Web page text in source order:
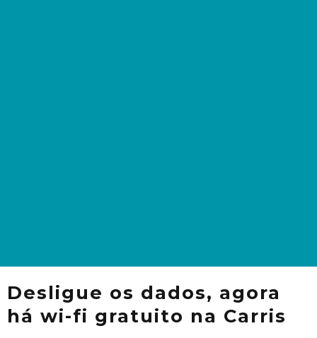
Desligue os dados, agora
há wi-fi gratuito na Carris